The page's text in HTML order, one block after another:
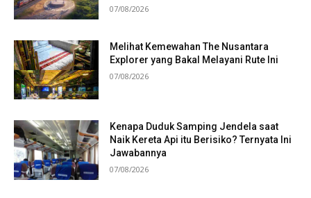
07/08/2026
Melihat Kemewahan The Nusantara
Explorer yang Bakal Melayani Rute Ini
07/08/2026
Kenapa Duduk Samping Jendela saat
Naik Kereta Api itu Berisiko? Ternyata Ini
Jawabannya
07/08/2026